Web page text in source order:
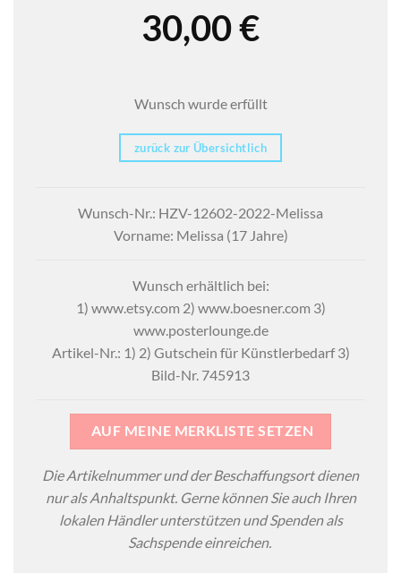
30,00€
Wunsch wurde erfüllt
zurück zur Übersichtlich
Wunsch-Nr.: HZV-12602-2022-Melissa
Vorname: Melissa (17 Jahre)
Wunsch erhältlich bei:
1) www.etsy.com 2) www.boesner.com 3)
www.posterlounge.de
Artikel-Nr.: 1) 2) Gutschein für Künstlerbedarf 3)
Bild-Nr. 745913
AUF MEINE MERKLISTE SETZEN
Die Artikelnummer und der Beschaffungsort dienen
nur als Anhaltspunkt. Gerne können Sie auch Ihren
lokalen Händler unterstützen und Spenden als
Sachspende einreichen.